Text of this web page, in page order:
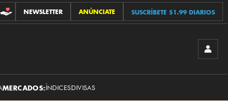
CONTRIBUCIONES
NEWSLETTER ANÚNCIATE SUSCRÍBETE $1.99 DIARIOS
MERCADOS:ÍNDICESDIVISAS